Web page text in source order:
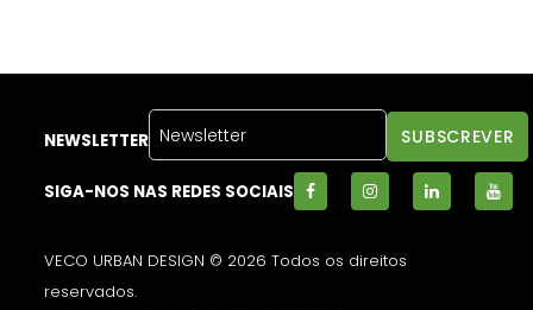
NEWSLETTER
SIGA-NOS NAS REDES SOCIAIS
VECO URBAN DESIGN © 2026 Todos os direitos
reservados.